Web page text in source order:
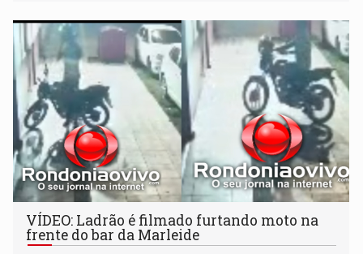
VÍDEO: Ladrão é filmado furtando moto na
frente do bar da Marleide